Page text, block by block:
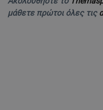
μάθετε πρώτοι όλες τις